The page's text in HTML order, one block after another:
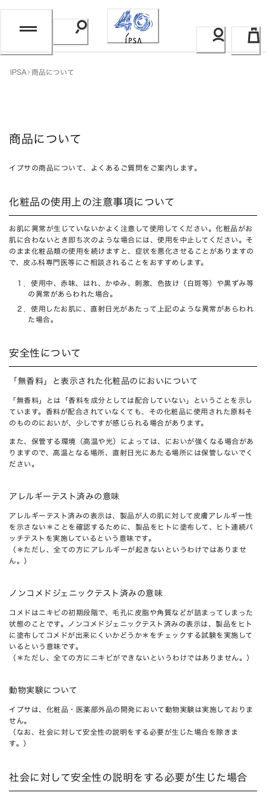
IPSA 商品について
商品について
イプサの商品について、よくあるご質問をご案内します。
化粧品の使用上の注意事項について
お肌に異常が生じていないかよく注意して使用してください。化粧品がお
肌に合わないとき即ち次のような場合には、使用を中止してください。そ
のまま化粧品類の使用を続けますと、症状を悪化させることがありますの
で、皮ふ科専門医等にご相談されることをおすすめします。
１．使用中、赤味、はれ、かゆみ、刺激、色抜け（白斑等）や黒ずみ等
の異常があらわれた場合。
２．使用したお肌に、直射日光があたって上記のような異常があらわれ
た場合。
安全性について
「無香料」と表示された化粧品のにおいについて
「無香料」とは「香料を成分としては配合していない」ということを示し
ています。香料が配合されていなくても、その化粧品に使用された原料そ
のもののにおいが、少しですが感じられる場合があります。
また、保管する環境（高温や光）によっては、においが強くなる場合があ
りますので、高温となる場所、直射日光にあたる場所には保管しないでく
ださい。
アレルギーテスト済みの意味
アレルギーテスト済みの表示は、製品が人の肌に対して皮膚アレルギー性
を示さない＊ことを確認するために、製品をヒトに塗布して、ヒト連続パ
ッチテストを実施しているという意味です。
（＊ただし、全ての方にアレルギーが起きないというわけではありませ
ん。）
ノンコメドジェニックテスト済みの意味
コメドはニキビの初期段階で、毛孔に皮脂や角質などが詰まってしまった
状態のことです。ノンコメドジェニックテスト済みの表示は、製品をヒト
に塗布してコメドが出来にくいかどうか＊をチェックする試験を実施して
いるという意味です。
（＊ただし、全ての方にニキビができないというわけではありません。）
動物実験について
イプサは、化粧品・医薬部外品の開発において動物実験は実施しておりま
せん。
（なお、社会に対して安全性の説明をする必要が生じた場合を除きま
す。）
社会に対して安全性の説明をする必要が生じた場合